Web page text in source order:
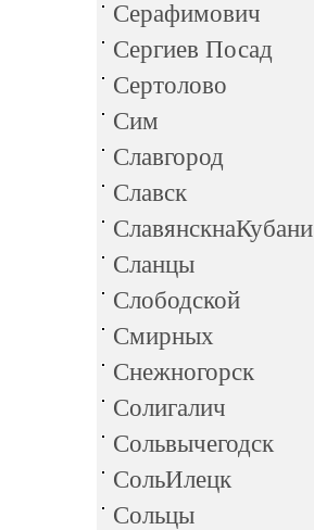
Серафимович
Сергиев Посад
Сертолово
Сим
Славгород
Славск
СлавянскнаКубани
Сланцы
Слободской
Смирных
Снежногорск
Солигалич
Сольвычегодск
СольИлецк
Сольцы